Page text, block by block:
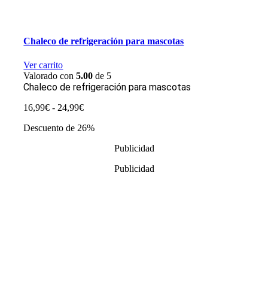
Chaleco de refrigeración para mascotas
Ver carrito
Valorado con5.00 de 5
Chaleco de refrigeración para mascotas
16,99€ - 24,99€Rango
precios:
Descuento de 26%
Publicidad
Publicidad